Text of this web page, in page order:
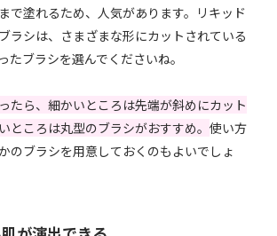
で塗れるため、人気があります。リキッド
ラシは、さまざまな形にカットされている
たブラシを選んでくださいね。
たら、細かいところは先端が斜めにカット
ところは丸型のブラシがおすすめ。使い方
のブラシを用意しておくのもよいでしょ